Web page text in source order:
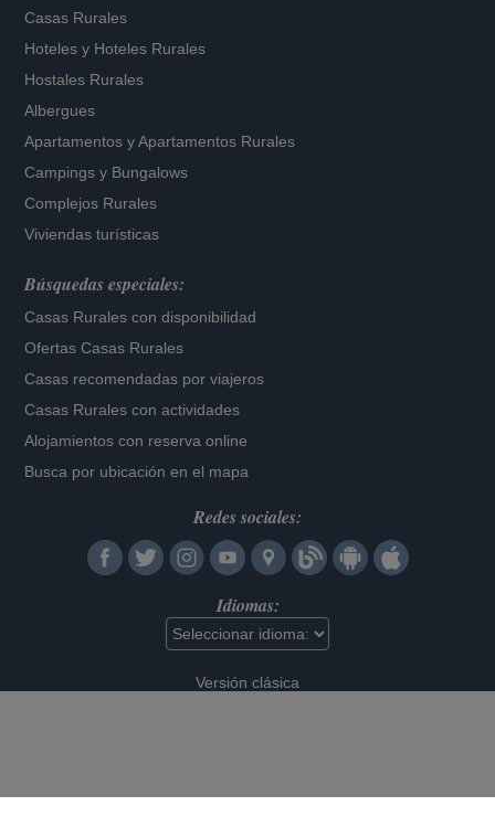
Casas Rurales
Hoteles y Hoteles Rurales
Hostales Rurales
Albergues
Apartamentos yApartamentos Rurales
Campings y Bungalows
Complejos Rurales
Viviendas turísticas
Búsquedas especiales:
Casas Rurales con disponibilidad
Ofertas Casas Rurales
Casas recomendadas por viajeros
Casas Rurales con actividades
Alojamientos con reserva online
Busca por ubicación en el mapa
Redes sociales:
Idiomas:
Versión clásica